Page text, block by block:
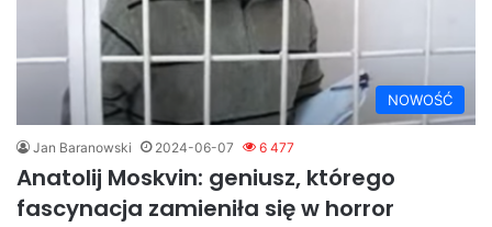
NOWOŚĆ
Jan Baranowski 2024-06-07 6 477
Anatolij Moskvin: geniusz, którego
fascynacja zamieniła się w horror